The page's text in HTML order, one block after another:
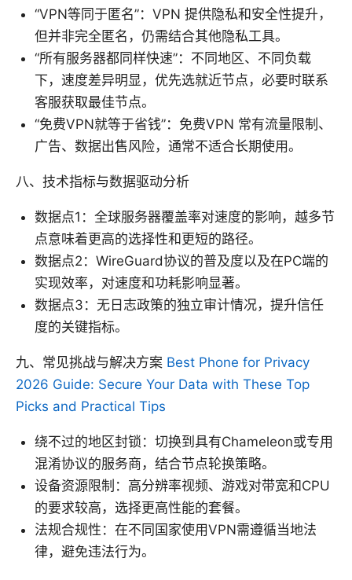
“VPN等同于匿名”：VPN 提供隐私和安全性提升，
但并非完全匿名，仍需结合其他隐私工具。
“所有服务器都同样快速”：不同地区、不同负载
下，速度差异明显，优先选就近节点，必要时联系
客服获取最佳节点。
“免费VPN就等于省钱”：免费VPN 常有流量限制、
广告、数据出售风险，通常不适合长期使用。
八、技术指标与数据驱动分析
数据点1：全球服务器覆盖率对速度的影响，越多节
点意味着更高的选择性和更短的路径。
数据点2：WireGuard协议的普及度以及在PC端的
实现效率，对速度和功耗影响显著。
数据点3：无日志政策的独立审计情况，提升信任
度的关键指标。
九、常见挑战与解决方案 Best Phone for Privacy
2026 Guide: Secure Your Data with These Top
Picks and Practical Tips
绕不过的地区封锁：切换到具有Chameleon或专用
混淆协议的服务商，结合节点轮换策略。
设备资源限制：高分辨率视频、游戏对带宽和CPU
的要求较高，选择更高性能的套餐。
法规合规性：在不同国家使用VPN需遵循当地法
律，避免违法行为。